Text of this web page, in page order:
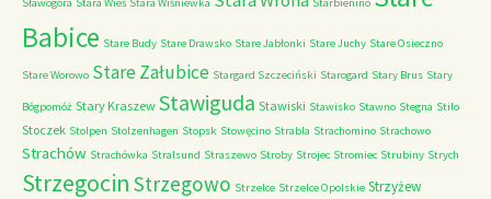
Babice Stare Budy Stare Drawsko Stare Jabłonki Stare Juchy Stare Osieczno
Stare Worowo Stare Załubice Stargard Szczeciński Starogard Stary Brus Stary
Bógpomóż Stary Kraszew Stawiguda Stawiski Stawisko Stawno Stegna Stilo
Stoczek Stolpen Stolzenhagen Stopsk Stowęcino Strabla Strachomino Strachowo
Strachów Strachówka Stralsund Straszewo Stroby Strojec Stromiec Strubiny Strych
Strzegocin Strzegowo Strzelce Strzelce Opolskie Strzyżew